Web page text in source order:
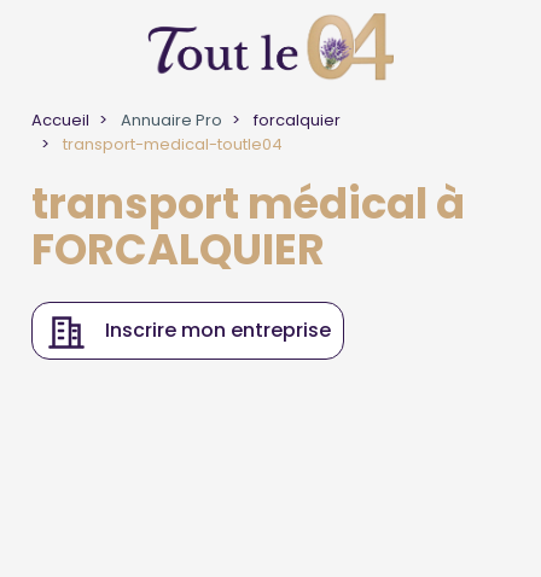
Accueil Annuaire Pro
forcalquier
transport-medical-toutle04
transport médical à
FORCALQUIER
Inscrire mon entreprise